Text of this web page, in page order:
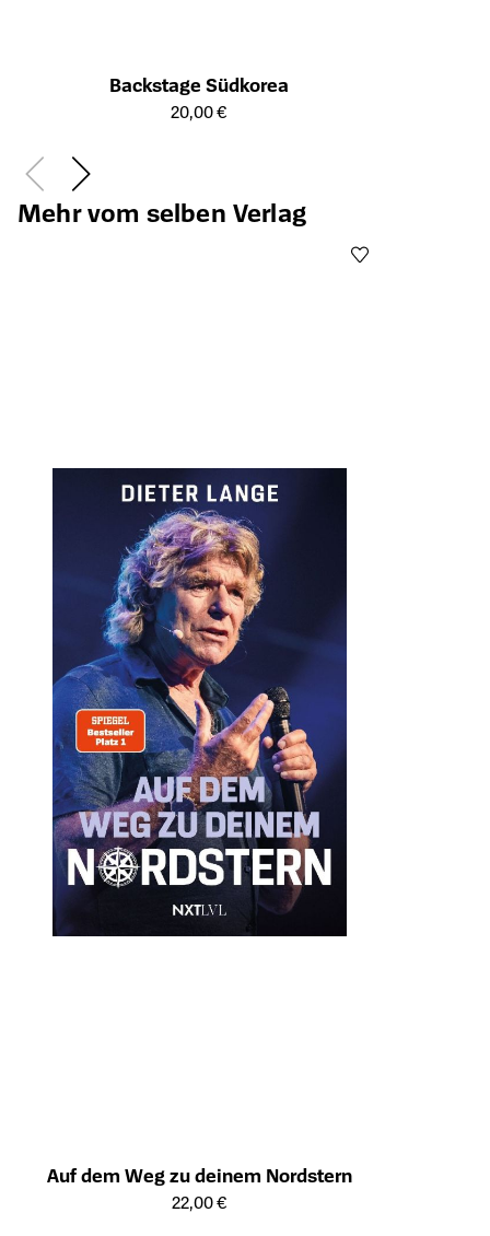
Backstage Südkorea
Öffnet die Detailseite des Produkts
20,00 €
Mehr vom selben Verlag
Auf dem Weg zu deinem Nordstern
Öffnet die Detailseite des Produkts
22,00 €